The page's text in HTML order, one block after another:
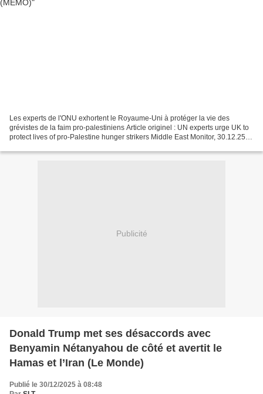
Les experts de l'ONU exhortent le Royaume-Uni à protéger la vie des
grévistes de la faim pro-palestiniens Article originel : UN experts urge UK to
protect lives of pro-Palestine hunger strikers Middle East Monitor, 30.12.25 --
Publicité
Donald Trump met ses désaccords avec
Benyamin Nétanyahou de côté et avertit le
Hamas et l’Iran (Le Monde)
Publié le 30/12/2025 à 08:48